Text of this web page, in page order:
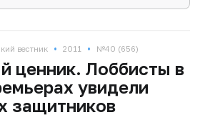
вестник • 2011 • №40 (656)
ценник. Лоббисты в
увидели
защитников